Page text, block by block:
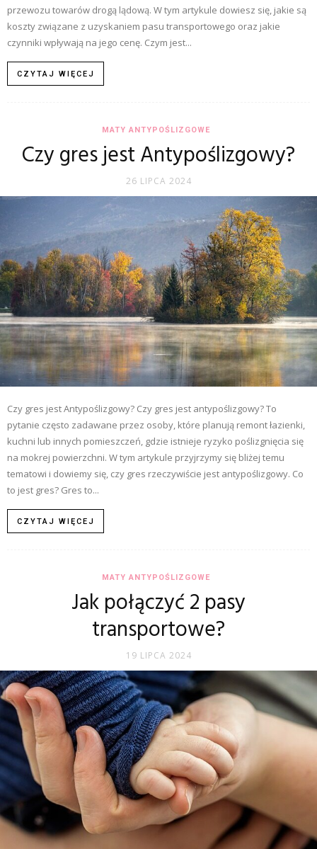
przewozu towarów drogą lądową. W tym artykule dowiesz się, jakie są
koszty związane z uzyskaniem pasu transportowego oraz jakie
czynniki wpływają na jego cenę. Czym jest...
CZYTAJ WIĘCEJ
MATY ANTYPOŚLIZGOWE
Czy gres jest Antypoślizgowy?
26 LIPCA 2024
Czy gres jest Antypoślizgowy? Czy gres jest antypoślizgowy? To
pytanie często zadawane przez osoby, które planują remont łazienki,
kuchni lub innych pomieszczeń, gdzie istnieje ryzyko poślizgnięcia się
na mokrej powierzchni. W tym artykule przyjrzymy się bliżej temu
tematowi i dowiemy się, czy gres rzeczywiście jest antypoślizgowy. Co
to jest gres? Gres to...
CZYTAJ WIĘCEJ
MATY ANTYPOŚLIZGOWE
Jak połączyć 2 pasy
transportowe?
19 LIPCA 2024